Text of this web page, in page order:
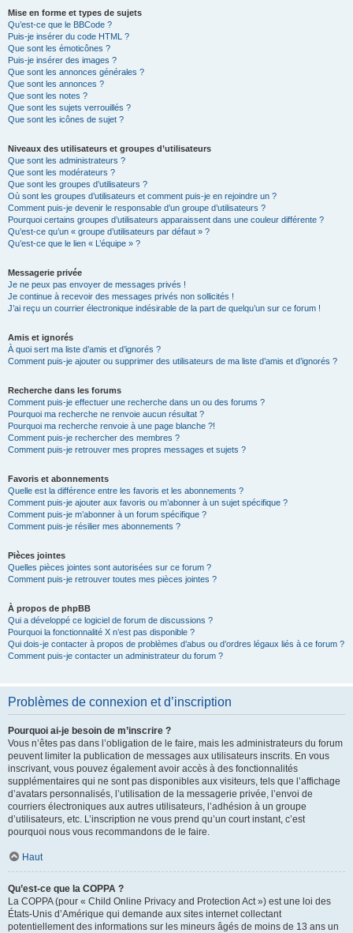
Mise en forme et types de sujets
Qu’est-ce que le BBCode ?
Puis-je insérer du code HTML ?
Que sont les émoticônes ?
Puis-je insérer des images ?
Que sont les annonces générales ?
Que sont les annonces ?
Que sont les notes ?
Que sont les sujets verrouillés ?
Que sont les icônes de sujet ?
Niveaux des utilisateurs et groupes d’utilisateurs
Que sont les administrateurs ?
Que sont les modérateurs ?
Que sont les groupes d’utilisateurs ?
Où sont les groupes d’utilisateurs et comment puis-je en rejoindre un ?
Comment puis-je devenir le responsable d’un groupe d’utilisateurs ?
Pourquoi certains groupes d’utilisateurs apparaissent dans une couleur différente ?
Qu’est-ce qu’un « groupe d’utilisateurs par défaut » ?
Qu’est-ce que le lien « L’équipe » ?
Messagerie privée
Je ne peux pas envoyer de messages privés !
Je continue à recevoir des messages privés non sollicités !
J’ai reçu un courrier électronique indésirable de la part de quelqu’un sur ce forum !
Amis et ignorés
À quoi sert ma liste d’amis et d’ignorés ?
Comment puis-je ajouter ou supprimer des utilisateurs de ma liste d’amis et d’ignorés ?
Recherche dans les forums
Comment puis-je effectuer une recherche dans un ou des forums ?
Pourquoi ma recherche ne renvoie aucun résultat ?
Pourquoi ma recherche renvoie à une page blanche ?!
Comment puis-je rechercher des membres ?
Comment puis-je retrouver mes propres messages et sujets ?
Favoris et abonnements
Quelle est la différence entre les favoris et les abonnements ?
Comment puis-je ajouter aux favoris ou m’abonner à un sujet spécifique ?
Comment puis-je m’abonner à un forum spécifique ?
Comment puis-je résilier mes abonnements ?
Pièces jointes
Quelles pièces jointes sont autorisées sur ce forum ?
Comment puis-je retrouver toutes mes pièces jointes ?
À propos de phpBB
Qui a développé ce logiciel de forum de discussions ?
Pourquoi la fonctionnalité X n’est pas disponible ?
Qui dois-je contacter à propos de problèmes d’abus ou d’ordres légaux liés à ce forum ?
Comment puis-je contacter un administrateur du forum ?
Problèmes de connexion et d’inscription
Pourquoi ai-je besoin de m’inscrire ?
Vous n’êtes pas dans l’obligation de le faire, mais les administrateurs du forum
peuvent limiter la publication de messages aux utilisateurs inscrits. En vous
inscrivant, vous pouvez également avoir accès à des fonctionnalités
supplémentaires qui ne sont pas disponibles aux visiteurs, tels que l’affichage
d’avatars personnalisés, l’utilisation de la messagerie privée, l’envoi de
courriers électroniques aux autres utilisateurs, l’adhésion à un groupe
d’utilisateurs, etc. L’inscription ne vous prend qu’un court instant, c’est
pourquoi nous vous recommandons de le faire.
Haut
Qu’est-ce que la COPPA ?
La COPPA (pour « Child Online Privacy and Protection Act ») est une loi des
États-Unis d’Amérique qui demande aux sites internet collectant
potentiellement des informations sur les mineurs âgés de moins de 13 ans un